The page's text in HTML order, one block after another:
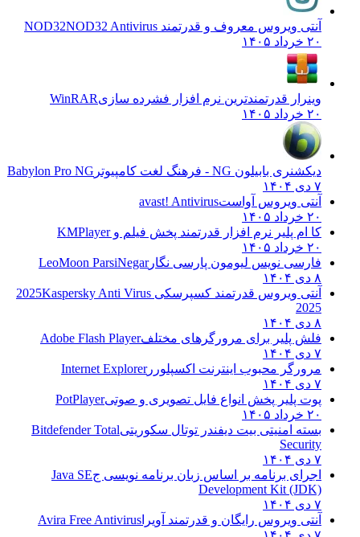
آنتی ویروس معروف و قدرتمند NOD32 NOD32 Antivirus
۲۰ خرداد ۱۴۰۵
وینرار قدرتمندترین نرم افزار فشرده سازیWinRAR
۲۰ خرداد ۱۴۰۵
دیکشنری بابیلون NG - فرهنگ لغت کامپیوتر
Babylon Pro NG
۷ دی ۱۴۰۴
آنتی ویروس آواستavast! Antivirus
۲۰ خرداد ۱۴۰۵
کا ام پلیر نرم افزار قدرتمند پخش فیلم وKMPlayer
۲۰ خرداد ۱۴۰۵
فارسی نویس لیومون پارسی نگارLeoMoon ParsiNegar
۸ دی ۱۴۰۴
آنتی ویروس قدرتمند کسپرسکی 2025 Kaspersky Anti Virus
2025
۸ دی ۱۴۰۴
فلش پلیر برای مرورگرهای مختلفAdobe Flash Player
۷ دی ۱۴۰۴
مرورگر محبوب اینترنت اکسپلوررInternet Explorer
۷ دی ۱۴۰۴
پوت پلیر پخش انواع فایل تصویری و صوتیPotPlayer
۲۰ خرداد ۱۴۰۵
بسته امنیتی بیت دیفندر توتال سکوریتیBitdefender Total
Security
۷ دی ۱۴۰۴
اجرای برنامه بر اساس زبان برنامه نویسی جJava SE
Development Kit (JDK)
۷ دی ۱۴۰۴
آنتی ویروس رایگان و قدرتمند آویرا Avira Free Antivirus